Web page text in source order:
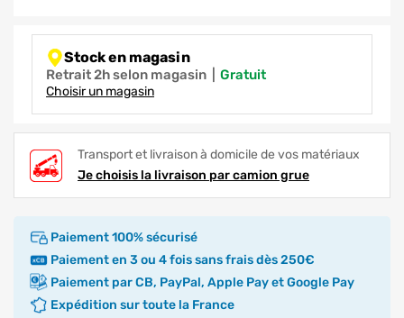
Stock en magasin
Retrait 2h selon magasin gratuit
Choisir un magasin
Transport et livraison à domicile de vos matériaux
Je choisis la livraison par camion grue
Paiement 100% sécurisé
Paiement en 3 ou 4 fois sans frais dès 250€
Paiement par CB, PayPal, Apple Pay et Google Pay
Expédition sur toute la France